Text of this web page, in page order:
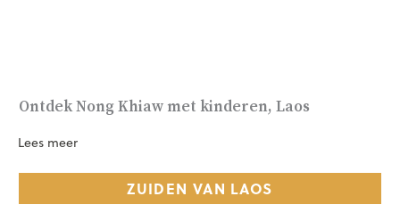
Ontdek Nong Khiaw met kinderen, Laos
Lees meer
ZUIDEN VAN LAOS